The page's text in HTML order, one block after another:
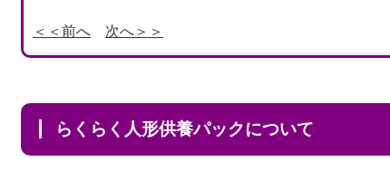
＜＜前へ 次へ＞＞
らくらく人形供養パックについて